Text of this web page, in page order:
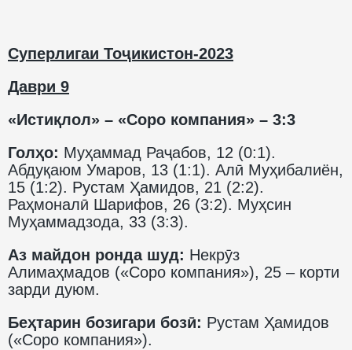
Суперлигаи Тоҷикистон-2023
Даври 9
«Истиқлол» – «Соро компания» – 3:3
Голҳо: Муҳаммад Раҷабов, 12 (0:1).
Абдуқаюм Умаров, 13 (1:1). Алӣ Муҳибалиён,
15 (1:2). Рустам Ҳамидов, 21 (2:2).
Раҳмоналӣ Шарифов, 26 (3:2). Муҳсин
Муҳаммадзода, 33 (3:3).
Аз майдон ронда шуд: Некрӯз
Алимаҳмадов («Соро компания»), 25 – корти
зарди дуюм.
Беҳтарин бозигари бозӣ: Рустам Ҳамидов
(«Соро компания»).